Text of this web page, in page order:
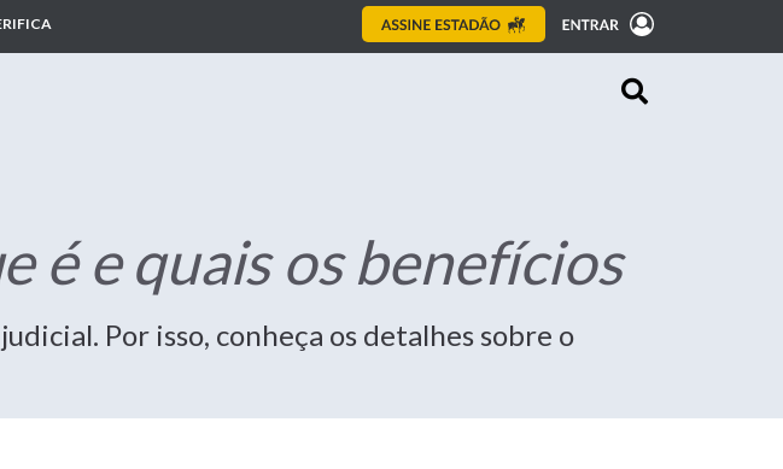
é e quais os benefícios
Por isso, conheça os detalhes sobre o